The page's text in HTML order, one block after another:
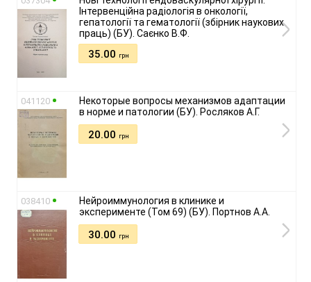
Інтервенційна радіологія в онкології,
гепатології та гематології (збірник наукових
праць) (БУ). Саєнко В.Ф.
35.00 грн
041120
Некоторые вопросы механизмов адаптации
в норме и патологии (БУ). Росляков А.Г.
20.00 грн
038410
Нейроиммунология в клинике и
эксперименте (Том 69) (БУ). Портнов А.А.
30.00 грн